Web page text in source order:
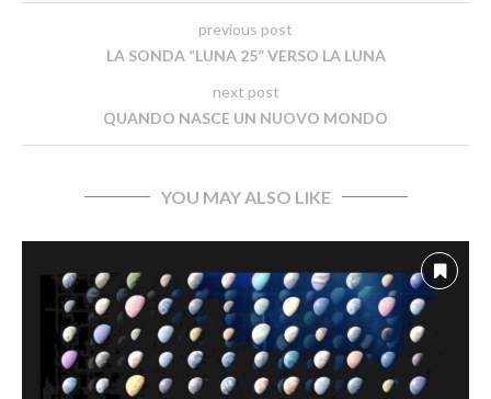
previous post
LA SONDA “LUNA 25” VERSO LA LUNA
next post
QUANDO NASCE UN NUOVO MONDO
YOU MAY ALSO LIKE